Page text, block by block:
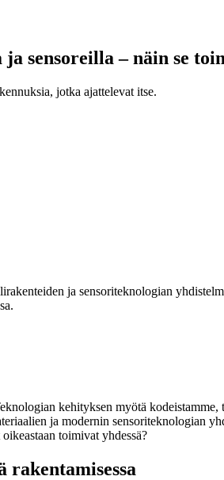
sensoreilla – näin se
jotka ajattelevat itse.
ja sensoriteknologian
kehityksen myötä
ja modernin sensori­teknologian
toimivat yhdessä?